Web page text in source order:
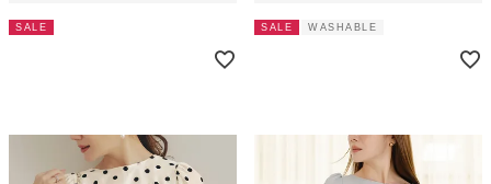
SALE SALE WASHABLE